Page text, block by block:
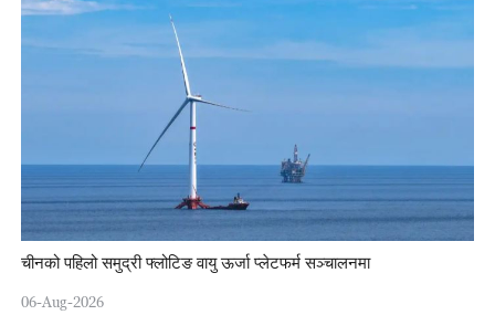
चीनको पहिलो समुद्री फ्लोटिङ वायु ऊर्जा प्लेटफर्म सञ्चालनमा
06-Aug-2026